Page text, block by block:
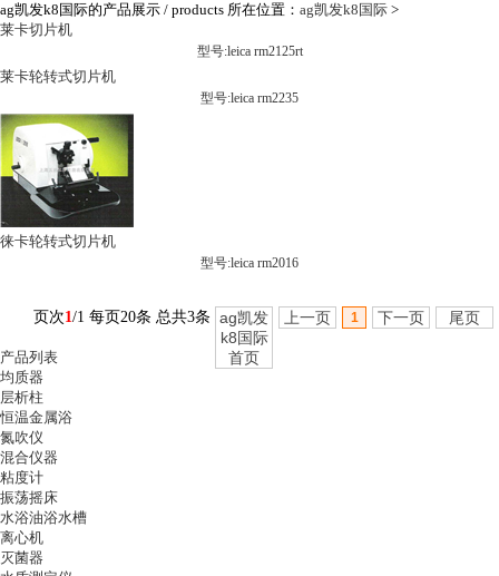
ag凯发k8国际的产品展示 / products 所在位置： ag凯发k8国际 >
莱卡切片机
型号:leica rm2125rt
莱卡轮转式切片机
型号:leica rm2235
徕卡轮转式切片机
型号:leica rm2016
页次1/1 每页20条 总共3条 ag凯发
k8国际
首页
上一页 1 下一页 尾页
产品列表
均质器
层析柱
恒温金属浴
氮吹仪
混合仪器
粘度计
振荡摇床
水浴油浴水槽
离心机
灭菌器